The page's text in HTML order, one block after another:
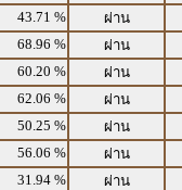
43.71 % ผ่าน
68.96 % ผ่าน
60.20 % ผ่าน
62.06 % ผ่าน
50.25 % ผ่าน
56.06 % ผ่าน
31.94 % ผ่าน